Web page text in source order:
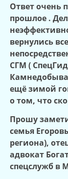
Ответ очень
прошлое .
вернулись
СГМ (
ещё зимой
о том, что
Прошу
семья
региона),
адвокат
спецслужб в